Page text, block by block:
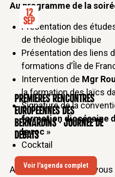
CONFÉRENCE
12
Sep
Premières rencontres
européennes des
Bernardins - Journée de
débats
Voir l'agenda complet
Au programme de la
Présentation des études
de théologie biblique
Présentation des liens
formations d’Île de
Intervention de Mgr
la formation des laïcs
Signature de la
formation diocésaine
le roc »
Cocktail
Au cours de la soirée, vous